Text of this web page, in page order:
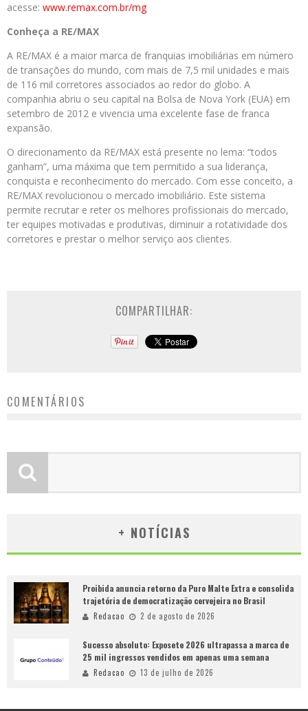
acesse: www.remax.com.br/mg
Conheça a RE/MAX
A RE/MAX é a maior marca de franquias imobiliárias em número
de transações do mundo, com mais de 7,5 mil unidades e mais
de 116 mil corretores associados ao redor do globo. A
companhia abriu o seu capital na Bolsa de Nova York (EUA) em
setembro de 2012 e vivencia uma excelente fase de franca
expansão.
O direcionamento da RE/MAX está presente no lema: “todos
ganham”, uma máxima que tem permitido a sua liderança,
conquista e reconhecimento do mercado. Com esse conceito, a
RE/MAX revolucionou o mercado imobiliário. Este sistema
permite recrutar e reter os melhores profissionais do mercado,
ter equipes motivadas e produtivas, diminuir a rotatividade dos
corretores e prestar o melhor serviço aos clientes.
COMPARTILHAR:
COMENTÁRIOS
+ NOTÍCIAS
Proibida anuncia retorno da Puro Malte Extra e consolida
trajetória de democratização cervejeira no Brasil
Redacao 2 de agosto de 2026
Sucesso absoluto: Exposete 2026 ultrapassa a marca de
25 mil ingressos vendidos em apenas uma semana
Redacao 13 de julho de 2026